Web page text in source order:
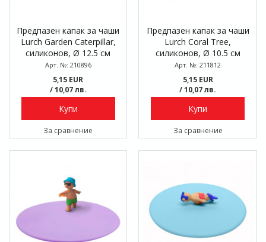
Предпазен капак за чаши
Lurch Garden Caterpillar,
силиконов, Ø 12.5 см
Арт. №: 210896
5,15 EUR
/ 10,07 лв.
Купи
За сравнение
Предпазен капак за чаши
Lurch Coral Tree,
силиконов, Ø 10.5 см
Арт. №: 211812
5,15 EUR
/ 10,07 лв.
Купи
За сравнение